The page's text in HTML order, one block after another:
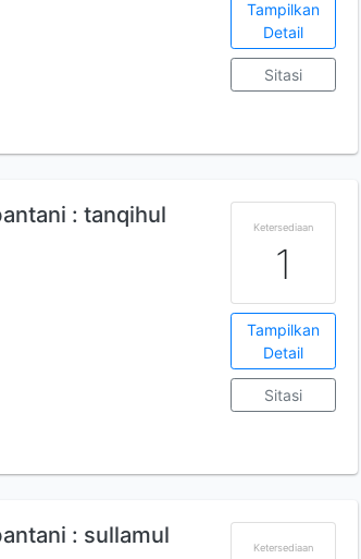
Tampilkan
Detail
Sitasi
: tanqihul
Ketersediaan
1
Tampilkan
Detail
Sitasi
: sullamul
Ketersediaan